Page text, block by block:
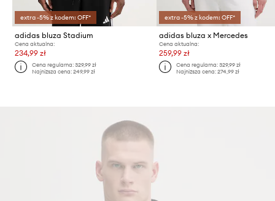
extra -5% z kodem: OFF*
adidas bluza Stadium
Cena aktualna:
234,99 zł
Cena regularna:329,99 zł
Najniższa cena:249,99 zł
extra -5% z kodem: OFF*
adidas bluza x Mercedes
Cena aktualna:
259,99 zł
Cena regularna: 329,99 zł
Najniższa cena: 274,99 zł